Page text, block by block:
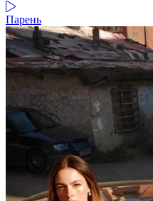
Парень